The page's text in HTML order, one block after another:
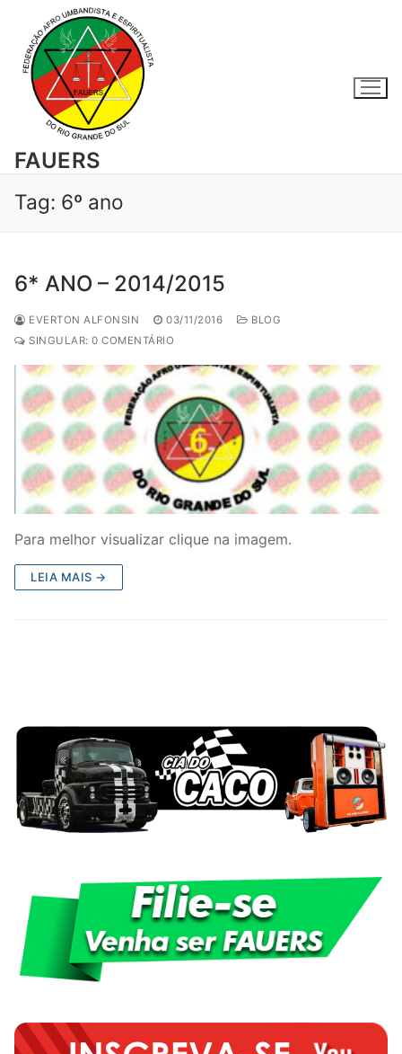
conteúdo
FAUERS
Tag: 6º ano
6* ANO – 2014/2015
EVERTON ALFONSIN 03/11/2016
BLOG
SINGULAR: 0 COMENTÁRIO
Para melhor visualizar clique na imagem.
LEIA MAIS →